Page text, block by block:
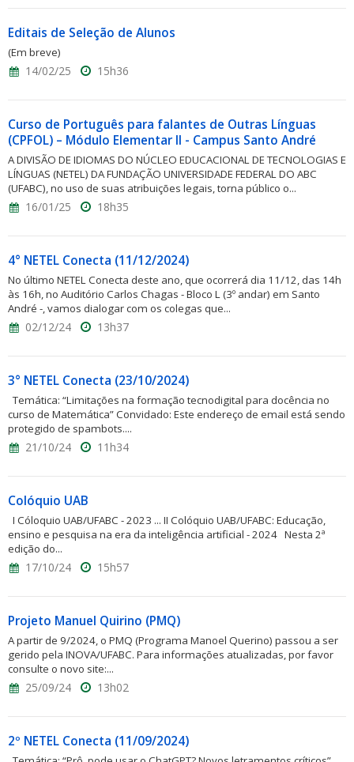
Editais de Seleção de Alunos
(Em breve)
14/02/25 15h36
Curso de Português para falantes de Outras Línguas
(CPFOL) – Módulo Elementar II - Campus Santo André
A DIVISÃO DE IDIOMAS DO NÚCLEO EDUCACIONAL DE TECNOLOGIAS E
LÍNGUAS (NETEL) DA FUNDAÇÃO UNIVERSIDADE FEDERAL DO ABC
(UFABC), no uso de suas atribuições legais, torna público o...
16/01/25 18h35
4° NETEL Conecta (11/12/2024)
No último NETEL Conecta deste ano, que ocorrerá dia 11/12, das 14h
às 16h, no Auditório Carlos Chagas - Bloco L (3º andar) em Santo
André -, vamos dialogar com os colegas que...
02/12/24 13h37
3° NETEL Conecta (23/10/2024)
Temática: “Limitações na formação tecnodigital para docência no
curso de Matemática” Convidado: Este endereço de email está sendo
protegido de spambots....
21/10/24 11h34
Colóquio UAB
I Cóloquio UAB/UFABC - 2023 ... II Colóquio UAB/UFABC: Educação,
ensino e pesquisa na era da inteligência artificial - 2024 Nesta 2ª
edição do...
17/10/24 15h57
Projeto Manuel Quirino (PMQ)
A partir de 9/2024, o PMQ (Programa Manoel Querino) passou a ser
gerido pela INOVA/UFABC. Para informações atualizadas, por favor
consulte o novo site:...
25/09/24 13h02
2º NETEL Conecta (11/09/2024)